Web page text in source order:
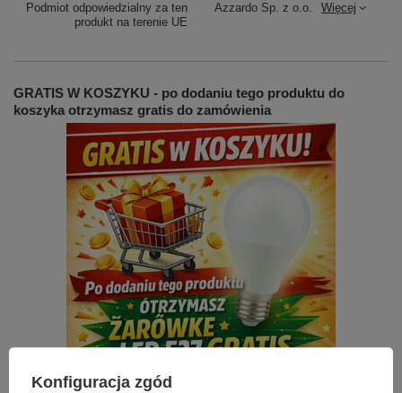
Podmiot odpowiedzialny za ten
produkt na terenie UE
Azzardo Sp. z o.o. Więcej
GRATIS W KOSZYKU - po dodaniu tego produktu do
koszyka otrzymasz gratis do zamówienia
Konfiguracja zgód